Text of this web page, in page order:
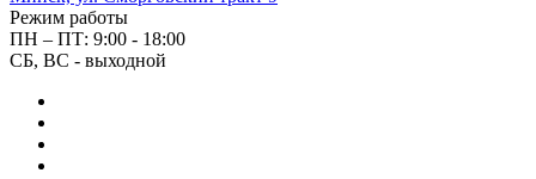
Режим работы
ПН – ПТ: 9:00 - 18:00
СБ, ВС - выходной